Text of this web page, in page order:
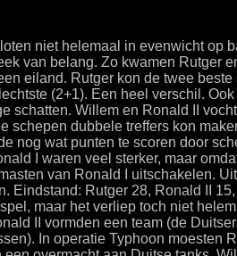
niet helemaal in evenwicht op
van belang. Zo kwamen Rutger
eiland. Rutger kon de twee
(2+1). Een heel verschil.
schatten. Willem en Ronald II
schepen dubbele treffers kon
nog wat punten te scoren door
I waren veel sterker, maar
van Ronald I uitschakelen.
Eindstand: Rutger 28, Ronald II
maar het verliep toch niet
II vormden een team (de
In operatie Typhoon moesten